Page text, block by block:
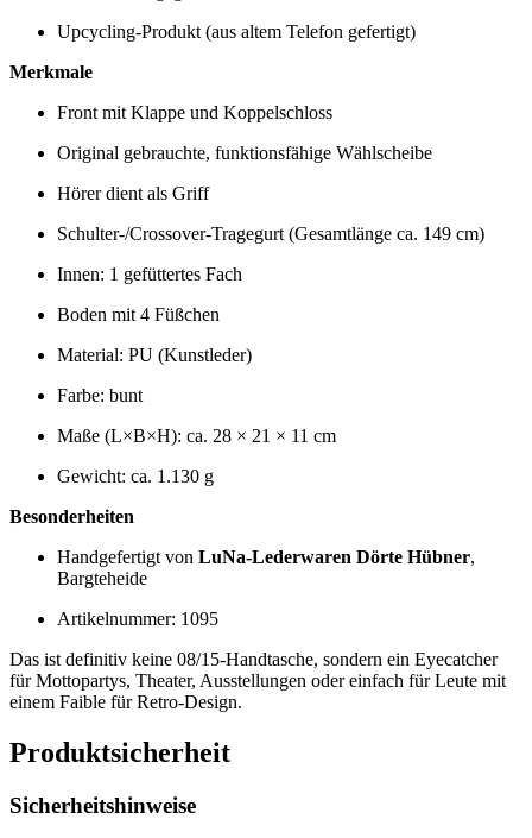
Upcycling-Produkt (aus altem Telefon gefertigt)
Merkmale
Front mit Klappe und Koppelschloss
Original gebrauchte, funktionsfähige Wählscheibe
Hörer dient als Griff
Schulter-/Crossover-Tragegurt (Gesamtlänge ca. 149 cm)
Innen: 1 gefüttertes Fach
Boden mit 4 Füßchen
Material: PU (Kunstleder)
Farbe: bunt
Maße (L×B×H): ca. 28 × 21 × 11 cm
Gewicht: ca. 1.130 g
Besonderheiten
Handgefertigt von LuNa-Lederwaren Dörte Hübner,
Bargteheide
Artikelnummer: 1095
Das ist definitiv keine 08/15-Handtasche, sondern ein Eyecatcher
für Mottopartys, Theater, Ausstellungen oder einfach für Leute mit
einem Faible für Retro-Design.
Produktsicherheit
Sicherheitshinweise